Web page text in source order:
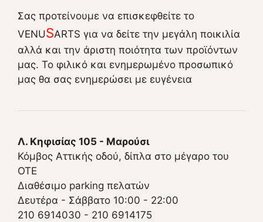
Σας προτείνουμε να επισκεφθείτε το
VENUSARTS για να δείτε την μεγάλη ποικιλία
αλλά και την άριστη ποιότητα των προϊόντων
μας. Το φιλικό και ενημερωμένο προσωπικό
μας θα σας ενημερώσει με ευγένεια
Λ. Κηφισίας 105 - Μαρούσι
Κόμβος Αττικής οδού, δίπλα στο μέγαρο του
ΟΤΕ
Διαθέσιμο parking πελατών
Δευτέρα - Σάββατο 10:00 - 22:00
210 6914030 - 210 6914175